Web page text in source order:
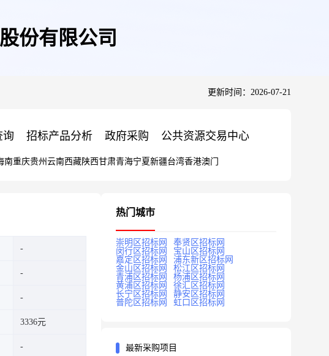
份有限公司
更新时间：2026-07-21
询 招标产品分析 政府采购 公共资源交易中心
南重庆贵州 云南西藏陕西甘肃青海宁夏新疆台湾香港澳门
3336元
热门城市
崇明区招标网
奉贤区招标网
闵行区招标网
宝山区招标网
嘉定区招标网
浦东新区招标网
金山区招标网
松江区招标网
青浦区招标网
杨浦区招标网
黄浦区招标网
徐汇区招标网
长宁区招标网
静安区招标网
普陀区招标网
虹口区招标网
最新采购项目